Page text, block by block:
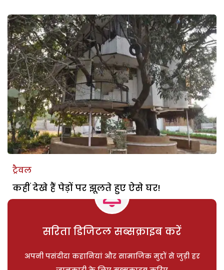
ट्रैवल
कहीं देखे हैं पेड़ों पर झूलते हुए ऐसे घर!
सरिता डिजिटल सब्सक्राइब करें
अपनी पसंदीदा कहानियां और सामाजिक मुद्दों से जुड़ी हर